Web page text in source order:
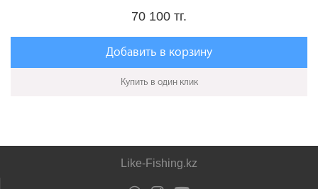
70 100 тг.
Добавить в корзину
Купить в один клик
Like-Fishing.kz